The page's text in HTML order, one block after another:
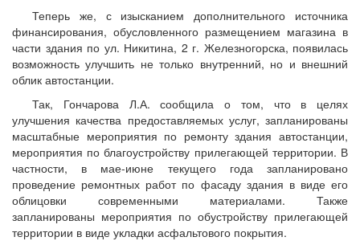
Теперь же, с изысканием дополнительного источника
финансирования, обусловленного размещением магазина в
части здания по ул. Никитина, 2 г. Железногорска, появилась
возможность улучшить не только внутренний, но и внешний
облик автостанции.
Так, Гончарова Л.А. сообщила о том, что в целях
улучшения качества предоставляемых услуг, запланированы
масштабные мероприятия по ремонту здания автостанции,
мероприятия по благоустройству прилегающей территории. В
частности, в мае-июне текущего года запланировано
проведение ремонтных работ по фасаду здания в виде его
облицовки современными материалами. Также
запланированы мероприятия по обустройству прилегающей
территории в виде укладки асфальтового покрытия.